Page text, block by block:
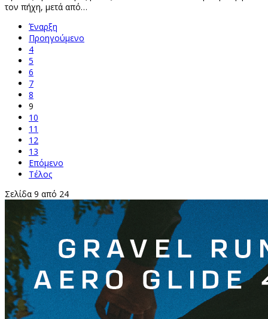
τον πήχη, μετά από…
Έναρξη
Προηγούμενο
4
5
6
7
8
9
10
11
12
13
Επόμενο
Τέλος
Σελίδα 9 από 24